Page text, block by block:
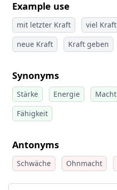
Example use
mit letzter Kraft viel Kraft
neue Kraft
Kraft geben
Synonyms
Stärke Energie Macht
Fähigkeit
Antonyms
Schwäche Ohnmacht